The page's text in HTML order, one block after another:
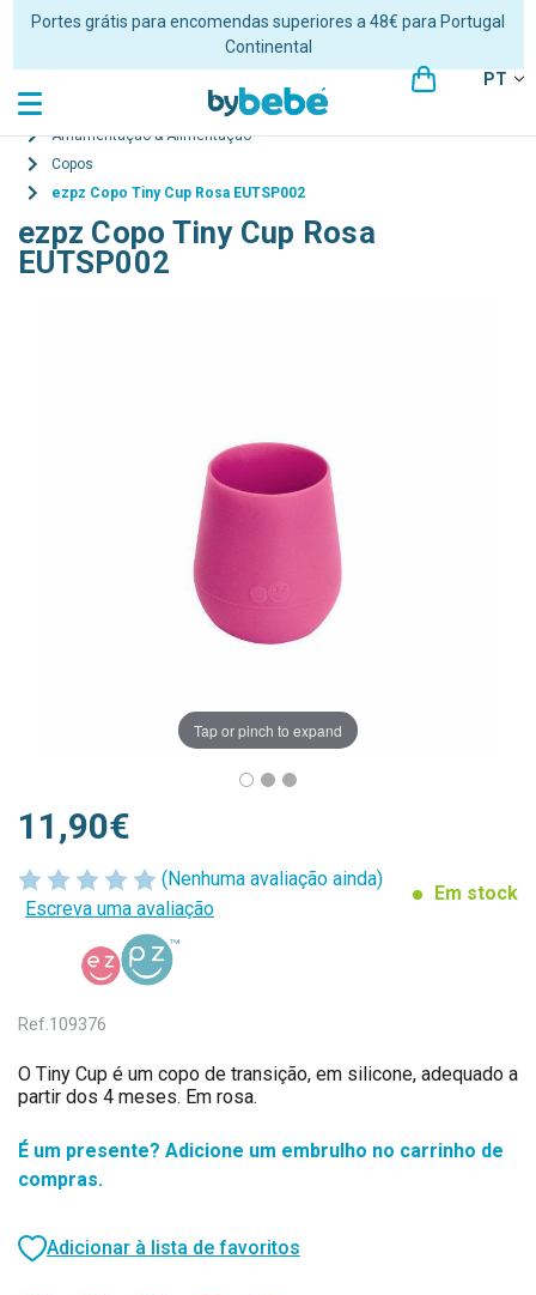
Portes grátis para encomendas superiores a 48€ para Portugal
Continental
PT
Amamentação & Alimentação
Copos
ezpz Copo Tiny Cup Rosa EUTSP002
ezpz Copo Tiny Cup Rosa
EUTSP002
Tap or pinch to expand
(Nenhuma avaliação ainda)
Escreva uma avaliação
Em stock
11,90€
Ref.109376
O Tiny Cup é um copo de transição, em silicone, adequado a
partir dos 4 meses. Em rosa.
É um presente? Adicione um embrulho no carrinho de
compras.
Adicionar à lista de favoritos